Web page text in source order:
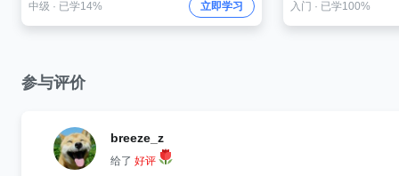
中级 · 已学14% 立即学习 入门 · 已学100%
参与评价
breeze_z
给了 好评